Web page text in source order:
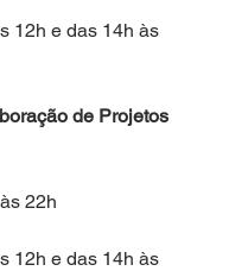
12h e das 14h às
de Projetos
22h
12h e das 14h às